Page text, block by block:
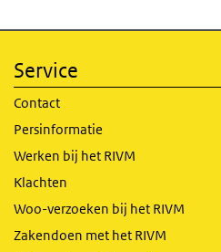
Service
Contact
Persinformatie
Werken bij het RIVM
Klachten
Woo-verzoeken bij het RIVM
Zakendoen met het RIVM